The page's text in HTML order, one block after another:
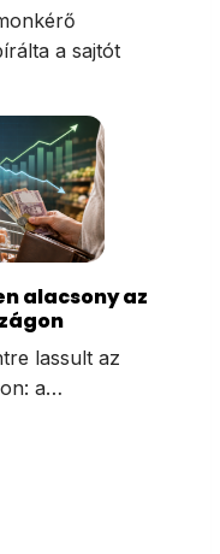
a sajtót
alacsony az
lassult az
a…